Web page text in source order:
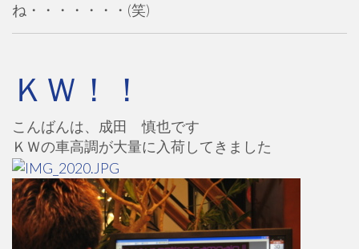
ね・・・・・・・(笑)
ＫＷ！！
こんばんは、成田 慎也です
ＫＷの車高調が大量に入荷してきました